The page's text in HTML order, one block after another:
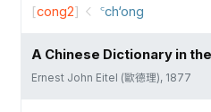
[cong2] ꜂ch‘ong
A Chinese Dictionary in
Ernest John Eitel (歐德理), 1877